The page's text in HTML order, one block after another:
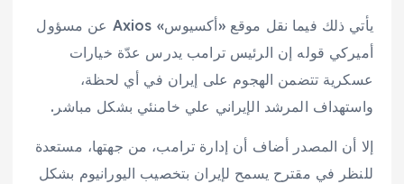
يأتي ذلك فيما نقل موقع «أكسيوس» Axios عن مسؤول
أميركي قوله إن الرئيس ترامب يدرس عدّة خيارات
عسكرية تتضمن الهجوم على إيران في أي لحظة،
واستهداف المرشد الإيراني علي خامنئي بشكل مباشر.
إلا أن المصدر أضاف أن إدارة ترامب، من جهتها، مستعدة
للنظر في مقترح يسمح لإيران بتخصيب اليورانيوم بشكل